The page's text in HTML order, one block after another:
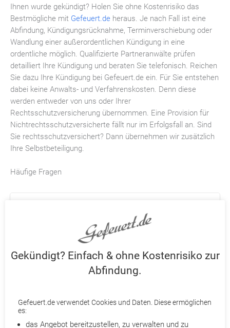
Ihnen wurde gekündigt? Holen Sie ohne Kostenrisiko das
Bestmögliche mit Gefeuert.de heraus. Je nach Fall ist eine
Abfindung, Kündigungsrücknahme, Terminverschiebung oder
Wandlung einer außerordentlichen Kündigung in eine
ordentliche möglich. Qualifizierte Partneranwälte prüfen
detailliert Ihre Kündigung und beraten Sie telefonisch. Reichen
Sie dazu Ihre Kündigung bei Gefeuert.de ein. Für Sie entstehen
dabei keine Anwalts- und Verfahrenskosten. Denn diese
werden entweder von uns oder Ihrer
Rechtsschutzversicherung übernommen. Eine Provision für
Nichtrechtsschutzversicherte fällt nur im Erfolgsfall an. Sind
Sie rechtsschutzversichert? Dann übernehmen wir zusätzlich
Ihre Selbstbeteiligung.
Häufige Fragen
Ihrer möglichen Abfindung können Sie mit
einer Faustformel berechnen. Diese basiert auf § 1a
des Kündigungsschutzgesetzes (KSchG). Alles, was
Sie für die Berechnung benötigen, ist Ihr letztes
Brutto-Monatsgehalt und die Beschäftigungsdauer in
Gekündigt? Einfach & ohne Kostenrisiko zur
Abfindung.
Gefeuert.de verwendet Cookies und Daten. Diese ermöglichen
es:
das Angebot bereitzustellen, zu verwalten und zu